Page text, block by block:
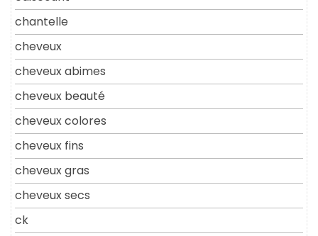
chantelle
cheveux
cheveux abimes
cheveux beauté
cheveux colores
cheveux fins
cheveux gras
cheveux secs
ck